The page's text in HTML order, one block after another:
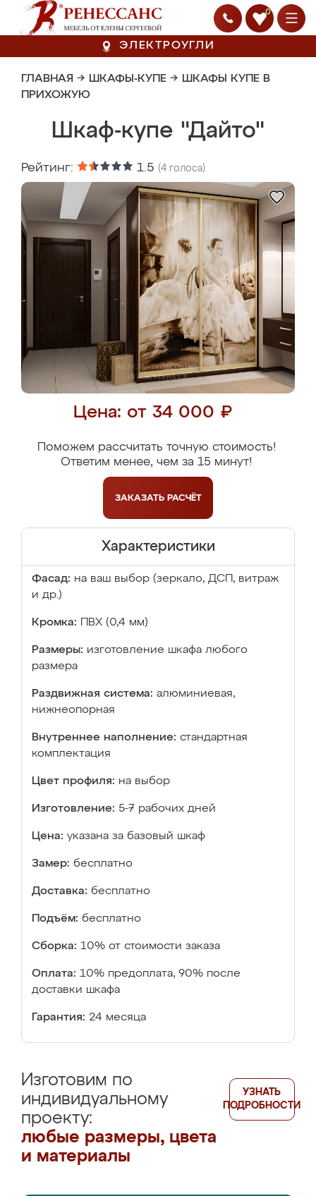
0
ЭЛЕКТРОУГЛИ
ГЛАВНАЯ → ШКАФЫ-КУПЕ → ШКАФЫ КУПЕ В
ПРИХОЖУЮ
Шкаф-купе "Дайто"
Рейтинг: 1.5 (4 голоса)
Цена: от 34 000 ₽
Поможем рассчитать точную стоимость!
Ответим менее, чем за 15 минут!
ЗАКАЗАТЬ РАСЧЁТ
Характеристики
Фасад: на ваш выбор (зеркало, ДСП, витраж
и др.)
Кромка: ПВХ (0,4 мм)
Размеры: изготовление шкафа любого
размера
Раздвижная система: алюминиевая,
нижнеопорная
Внутреннее наполнение: стандартная
комплектация
Цвет профиля: на выбор
Изготовление: 5-7 рабочих дней
Цена: указана за базовый шкаф
Замер: бесплатно
Доставка: бесплатно
Подъём: бесплатно
Сборка: 10% от стоимости заказа
Оплата: 10% предоплата, 90% после
доставки шкафа
Гарантия: 24 месяца
Изготовим по
индивидуальному
проекту:
любые размеры, цвета
и материалы
УЗНАТЬ
ПОДРОБНОСТИ